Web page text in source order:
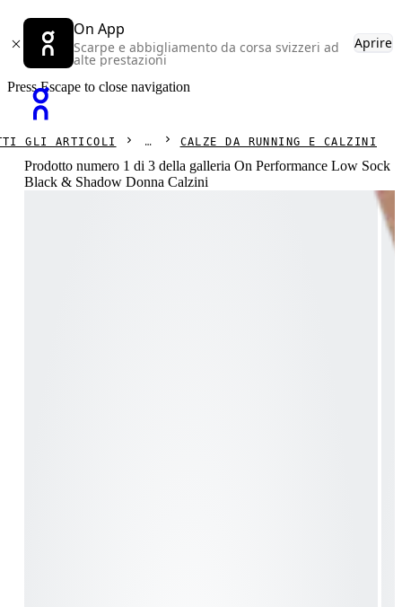
On App
Scarpe e abbigliamento da corsa svizzeri ad
alte prestazioni
Aprire
Press Escape to close navigation
GLI ARTICOLI CALZE DA RUNNING E CALZINI
Prodotto numero 1 di 3 della galleria On Performance Low Sock
Black & Shadow Donna Calzini